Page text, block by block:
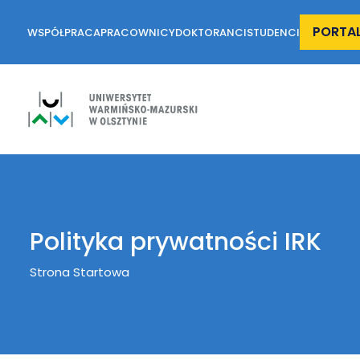
WSPÓŁPRACAPRACOWNICYDOKTORANCISTUDENCI
Polityka prywatności IRK
Breadcrumb
Strona Startowa